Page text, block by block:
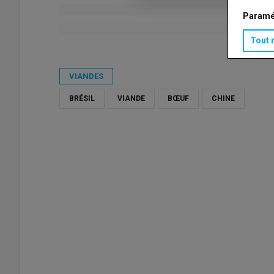
Virginie Pinson
VIANDES
BRÉSIL VIANDE BŒUF CHINE
Tout